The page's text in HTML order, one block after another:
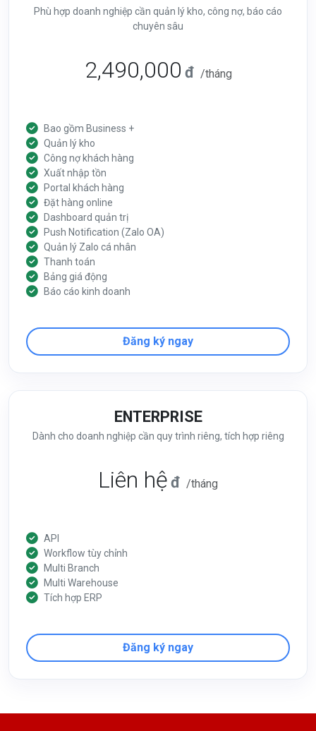
Phù hợp doanh nghiệp cần quản lý kho, công nợ, báo cáo
chuyên sâu
2,490,000 đ /tháng
Bao gồm Business +
Quản lý kho
Công nợ khách hàng
Xuất nhập tồn
Portal khách hàng
Đặt hàng online
Dashboard quản trị
Push Notification (Zalo OA)
Quản lý Zalo cá nhân
Thanh toán
Bảng giá động
Báo cáo kinh doanh
Đăng ký ngay
ENTERPRISE
Dành cho doanh nghiệp cần quy trình riêng, tích hợp riêng
Liên hệ đ /tháng
API
Workflow tùy chỉnh
Multi Branch
Multi Warehouse
Tích hợp ERP
Đăng ký ngay